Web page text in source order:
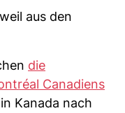
aus den
die
Canadiens
Kanada nach